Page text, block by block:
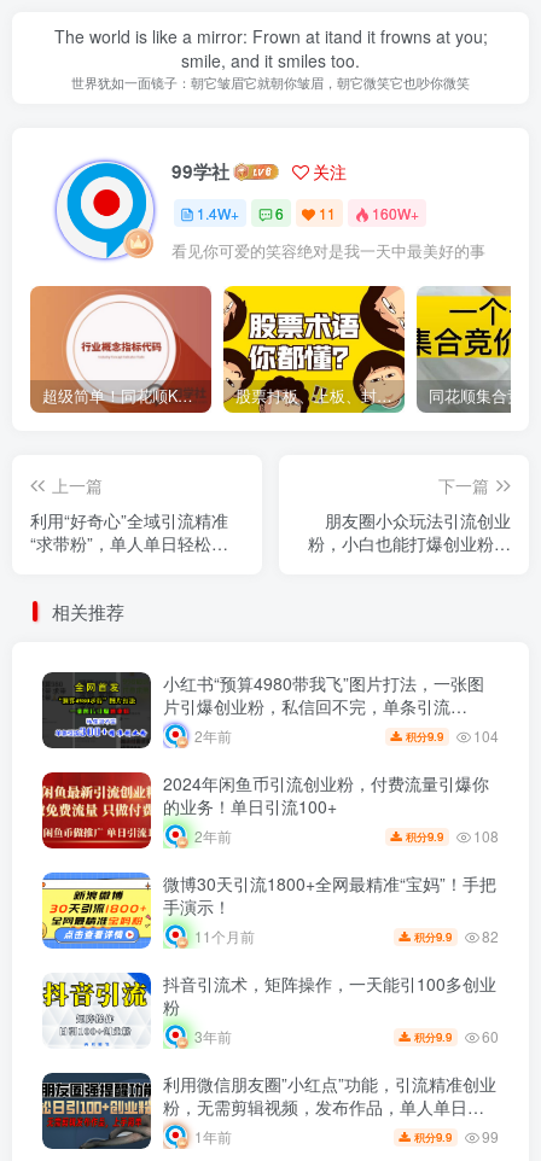
The world is like a mirror: Frown at itand it frowns at you;
smile, and it smiles too.
世界犹如一面镜子：朝它皱眉它就朝你皱眉，朝它微笑它也吵你微笑
99学社 关注
1.4W+ 6 11 160W+
看见你可爱的笑容绝对是我一天中最美好的事
超级简单！同花顺K线界面显示行业概念指标代码图解 股票打板、上板、封板、翘板、炸板是什么意思？炒股你必须懂的暗语！
上一篇
利用“好奇心”全域引流精准
“求带粉”，单人单日轻松引
下一篇
朋友圈小众玩法引流创业
粉，小白也能打爆创业粉，
相关推荐
小红书“预算4980带我飞”图片打法，一张图
片引爆创业粉，私信回不完，单条引流
300+精准创业粉
2年前 积分9.9 104
2024年闲鱼币引流创业粉，付费流量引爆你
的业务！单日引流100+
2年前 积分9.9 108
微博30天引流1800+全网最精准“宝妈”！手把
手演示！
11个月前 积分9.9 82
抖音引流术，矩阵操作，一天能引100多创业
粉
3年前 积分9.9 60
利用微信朋友圈”小红点”功能，引流精准创业
粉，无需剪辑视频，发布作品，单人单日引
流100+创业粉！
1年前 积分9.9 99